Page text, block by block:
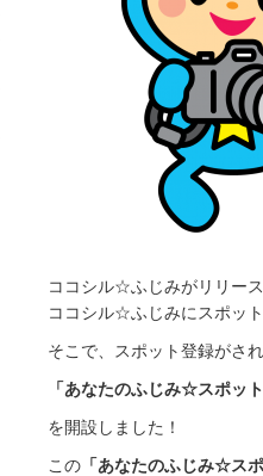
ココシル☆ふじみがリリー
ココシル☆ふじみにスポッ
そこで、スポット登録がさ
「あなたのふじみ☆スポッ
を開設しました！
この 「あなたのふじみ☆ス